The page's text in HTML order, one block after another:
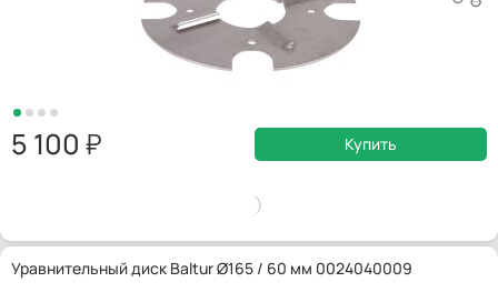
5 100 Купить
Уравнительный диск Baltur Ø165 / 60 мм 0024040009